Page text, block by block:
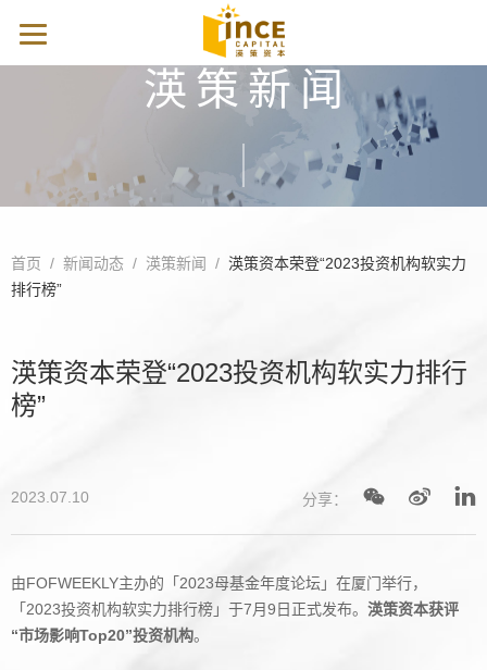
渶策新闻
首页 / 新闻动态 / 渶策新闻 / 渶策资本荣登“2023投资机构软实力
排行榜”
渶策资本荣登“2023投资机构软实力排行
榜”
2023.07.10 分享：
由FOFWEEKLY主办的「2023母基金年度论坛」在厦门举行，
「2023投资机构软实力排行榜」于7月9日正式发布。 渶策资本获评
“市场影响Top20”投资机构。